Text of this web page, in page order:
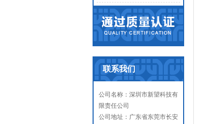
联系我们
公司名称：深圳市新望科技有
限责任公司
公司地址：广东省东莞市长安